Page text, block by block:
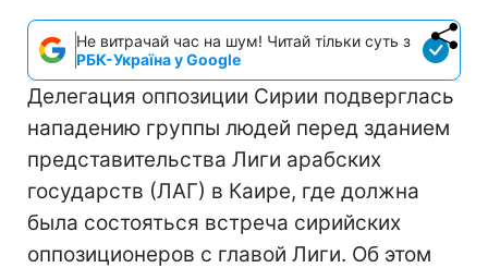
Не витрачай час на шум! Читай тільки суть з
РБК-Україна у Google
Делегация оппозиции Сирии подверглась
нападению группы людей перед зданием
представительства Лиги арабских
государств (ЛАГ) в Каире, где должна
была состояться встреча сирийских
оппозиционеров с главой Лиги. Об этом